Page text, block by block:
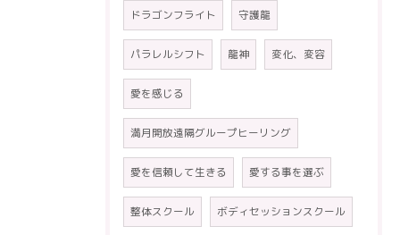
ドラゴンフライト 守護龍
パラレルシフト 龍神 変化、変容
愛を感じる
満月開放遠隔グループヒーリング
愛を信頼して生きる 愛する事を選ぶ
整体スクール ボディセッションスクール